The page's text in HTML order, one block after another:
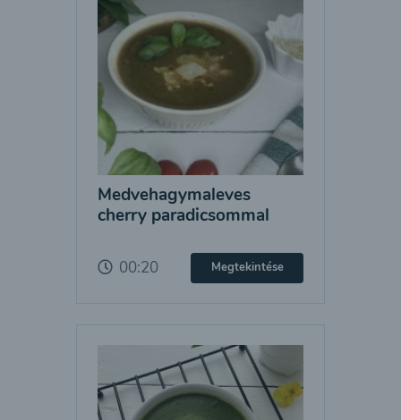
Medvehagymaleves
cherry paradicsommal
00:20 Megtekintése